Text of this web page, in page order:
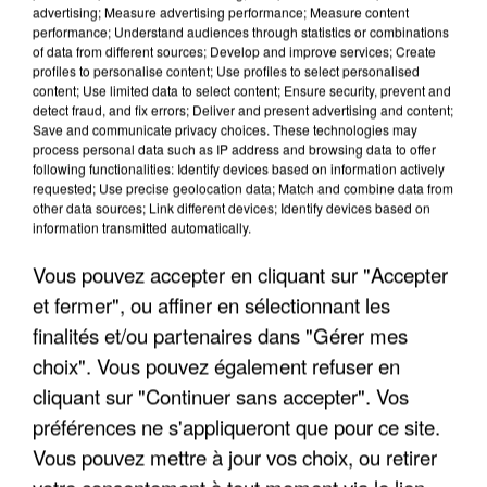
UNE TOURISTE DE L’OISE EMPORTÉE PAR UNE
COULÉE DE BOUE EN HAUTE-SAVOIE
advertising; Measure advertising performance; Measure content
performance; Understand audiences through statistics or combinations
of data from different sources; Develop and improve services; Create
profiles to personalise content; Use profiles to select personalised
content; Use limited data to select content; Ensure security, prevent and
detect fraud, and fix errors; Deliver and present advertising and content;
Save and communicate privacy choices. These technologies may
process personal data such as IP address and browsing data to offer
following functionalities: Identify devices based on information actively
requested; Use precise geolocation data; Match and combine data from
other data sources; Link different devices; Identify devices based on
information transmitted automatically.
Vous pouvez accepter en cliquant sur "Accepter
et fermer", ou affiner en sélectionnant les
finalités et/ou partenaires dans "Gérer mes
choix". Vous pouvez également refuser en
cliquant sur "Continuer sans accepter". Vos
préférences ne s'appliqueront que pour ce site.
Vous pouvez mettre à jour vos choix, ou retirer